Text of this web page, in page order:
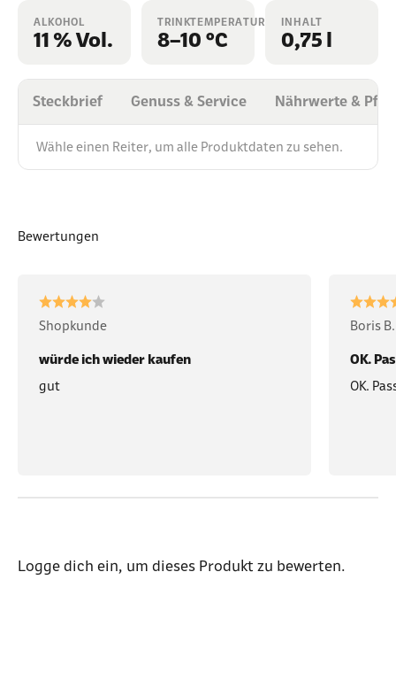
ALKOHOL
11 % Vol.
TRINKTEMPERATUR
8–10 °C
INHALT
0,75 l
Steckbrief Genuss & Service Nährwerte &
Wähle einen Reiter, um alle Produktdaten zu sehen.
Bewertungen
Shopkunde
würde ich wieder kaufen
gut
Boris B.
OK.
OK.
Logge dich ein, um dieses Produkt zu bewerten.